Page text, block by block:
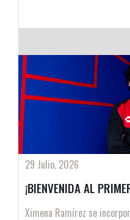
29 Julio, 2026
¡BIENVENIDA AL
Ximena Ramírez se